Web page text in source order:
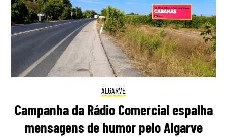
ALGARVE
Campanha da Rádio Comercial espalha
mensagens de humor pelo Algarve